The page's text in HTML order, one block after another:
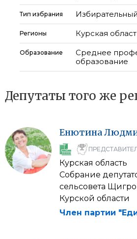
Тип избрания
Регионы Курская
Образование
Среднее
образование
Депутаты того же
Енютина
Курская область
Собрание
сельсовета
Курской области
Член партии